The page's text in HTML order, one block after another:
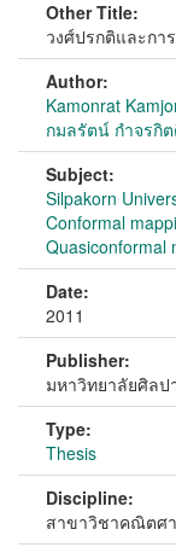
Other Title:
วงศ์ปรกติและกา
Author:
Kamonrat
กมลรัตน์ กำจรกิ
Subject:
Silpakorn
Conformal
Quasiconformal
Date:
2011
Publisher:
มหาวิทยาลัยศิลป
Type:
Thesis
Discipline:
สาขาวิชาคณิตศ